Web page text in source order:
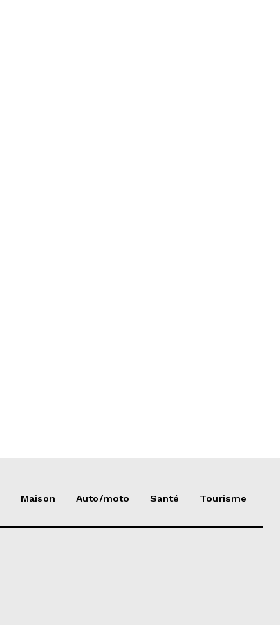
Maison Auto/moto Santé Tourisme